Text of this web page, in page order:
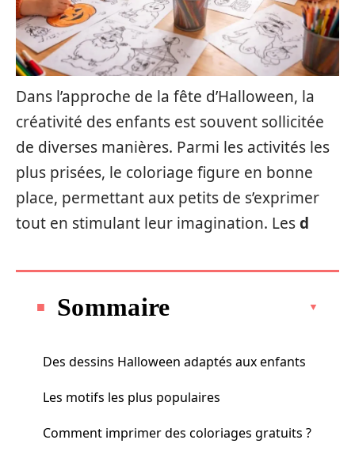
Dans l’approche de la fête d’Halloween, la
créativité des enfants est souvent sollicitée
de diverses manières. Parmi les activités les
plus prisées, le coloriage figure en bonne
place, permettant aux petits de s’exprimer
tout en stimulant leur imagination. Lesd
Sommaire
Des dessins Halloween adaptés aux enfants
Les motifs les plus populaires
Comment imprimer des coloriages gratuits ?